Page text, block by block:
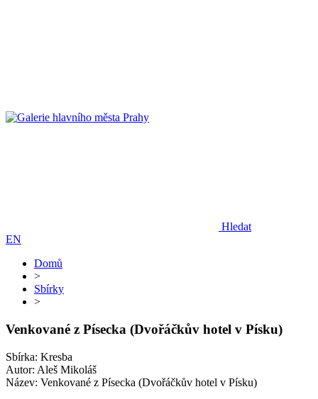
Hledat
EN
Domů
>
Sbírky
>
Venkované z Písecka (Dvořáčkův hotel v Písku)
Sbírka: Kresba
Autor: Aleš Mikoláš
Název: Venkované z Písecka (Dvořáčkův hotel v Písku)